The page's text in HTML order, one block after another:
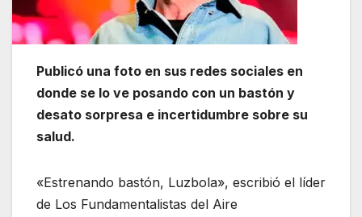
Publicó una foto en sus redes sociales en
donde se lo ve posando con un bastón y
desato sorpresa e incertidumbre sobre su
salud.
«Estrenando bastón, Luzbola», escribió el líder
de Los Fundamentalistas del Aire